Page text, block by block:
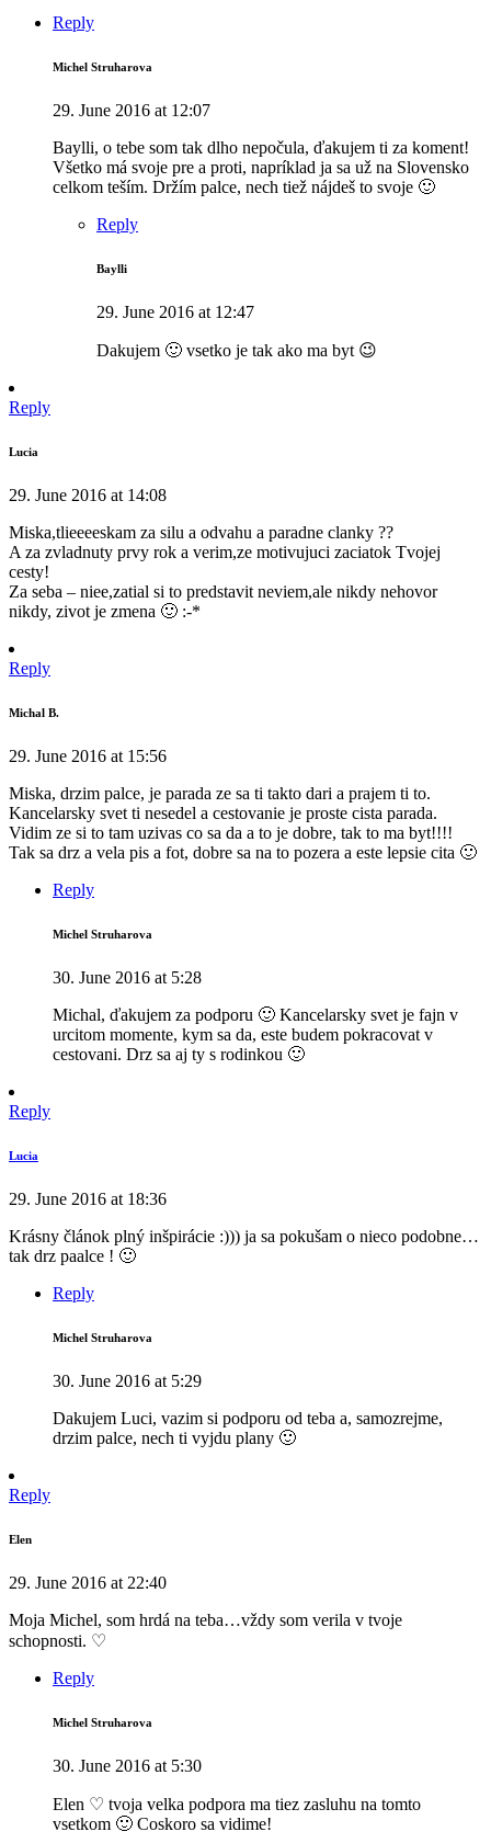
Reply
Michel Struharova
29. June 2016 at 12:07
Baylli, o tebe som tak dlho nepočula, ďakujem ti za koment!
Všetko má svoje pre a proti, napríklad ja sa už na Slovensko
celkom teším. Držím palce, nech tiež nájdeš to svoje 🙂
Reply
Baylli
29. June 2016 at 12:47
Dakujem 🙂 vsetko je tak ako ma byt 😉
Reply
Lucia
29. June 2016 at 14:08
Miska,tlieeeeskam za silu a odvahu a paradne clanky ??
A za zvladnuty prvy rok a verim,ze motivujuci zaciatok Tvojej
cesty!
Za seba – niee,zatial si to predstavit neviem,ale nikdy nehovor
nikdy, zivot je zmena 🙂 :-*
Reply
Michal B.
29. June 2016 at 15:56
Miska, drzim palce, je parada ze sa ti takto dari a prajem ti to.
Kancelarsky svet ti nesedel a cestovanie je proste cista parada.
Vidim ze si to tam uzivas co sa da a to je dobre, tak to ma byt!!!!
Tak sa drz a vela pis a fot, dobre sa na to pozera a este lepsie cita 🙂
Reply
Michel Struharova
30. June 2016 at 5:28
Michal, ďakujem za podporu 🙂 Kancelarsky svet je fajn v
urcitom momente, kym sa da, este budem pokracovat v
cestovani. Drz sa aj ty s rodinkou 🙂
Reply
Lucia
29. June 2016 at 18:36
Krásny článok plný inšpirácie :))) ja sa pokušam o nieco podobne…
tak drz paalce ! 🙂
Reply
Michel Struharova
30. June 2016 at 5:29
Dakujem Luci, vazim si podporu od teba a, samozrejme,
drzim palce, nech ti vyjdu plany 🙂
Reply
Elen
29. June 2016 at 22:40
Moja Michel, som hrdá na teba…vždy som verila v tvoje
schopnosti. ♡
Reply
Michel Struharova
30. June 2016 at 5:30
Elen ♡ tvoja velka podpora ma tiez zasluhu na tomto
vsetkom 🙂 Coskoro sa vidime!